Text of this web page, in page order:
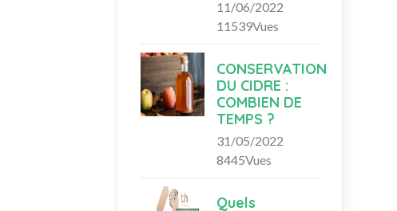
11/06/2022
11539Vues
CONSERVATION
DU CIDRE :
COMBIEN DE
TEMPS ?
31/05/2022
8445Vues
Quels